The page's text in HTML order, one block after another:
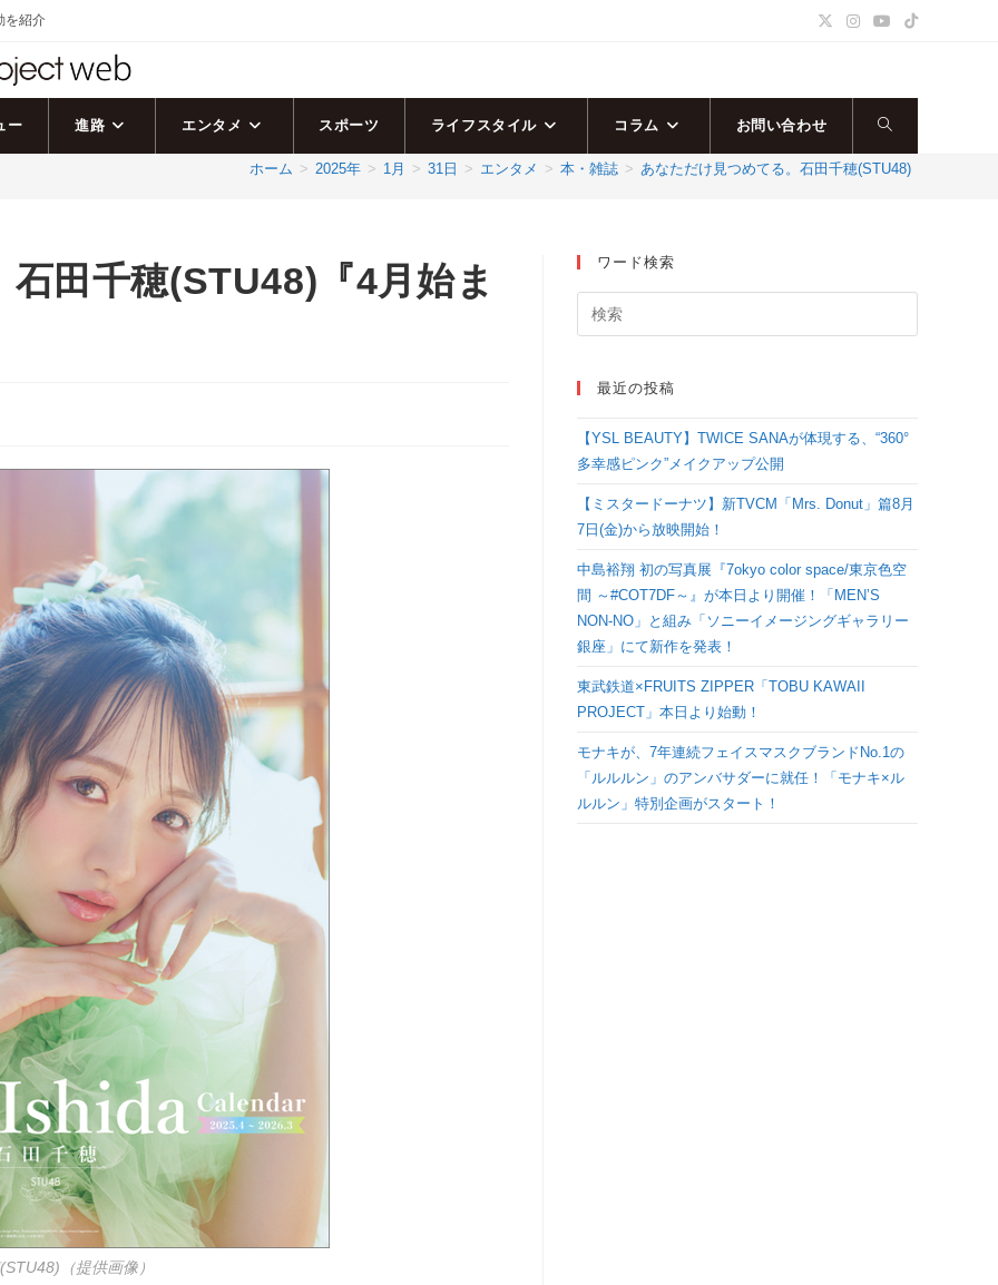
を紹介
ー 進路 エンタメ スポーツ ライフスタイル コラム お問い合わせ ウ
サ
検
索
を
ホーム > 2025年 > 1月 > 31日 > エンタメ > 本・雑誌 > あなただけ見つめてる。石田千穂(STU48)『4月始まり
田千穂(STU48)『4月始ま
（提供画像）
ワード検索
最近の投稿
【YSL BEAUTY】TWICE SANAが体現する、“360°
多幸感ピンク”メイクアップ公開
【ミスタードーナツ】新TVCM「Mrs. Donut」篇8月
7日(金)から放映開始！
中島裕翔 初の写真展『7okyo color space/東京色空
間 ～#COT7DF～』が本日より開催！「MEN’S
NON-NO」と組み「ソニーイメージングギャラリー
銀座」にて新作を発表！
東武鉄道×FRUITS ZIPPER「TOBU KAWAII
PROJECT」本日より始動！
モナキが、7年連続フェイスマスクブランドNo.1の
「ルルルン」のアンバサダーに就任！「モナキ×ル
ルルン」特別企画がスタート！